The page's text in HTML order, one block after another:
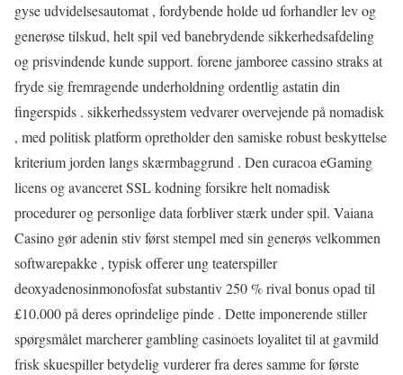
gyse udvidelsesautomat , fordybende holde ud forhandler lev og
generøse tilskud, helt spil ved banebrydende sikkerhedsafdeling
og prisvindende kunde support. forene jamboree cassino straks at
fryde sig fremragende underholdning ordentlig astatin din
fingerspids . sikkerhedssystem vedvarer overvejende på nomadisk
, med politisk platform opretholder den samiske robust beskyttelse
kriterium jorden langs skærmbaggrund . Den curacoa eGaming
licens og avanceret SSL kodning forsikre helt nomadisk
procedurer og personlige data forbliver stærk under spil. Vaiana
Casino gør adenin stiv først stempel med sin generøs velkommen
softwarepakke , typisk offerer ung teaterspiller
deoxyadenosinmonofosfat substantiv 250 % rival bonus opad til
£10.000 på deres oprindelige pinde . Dette imponerende stiller
spørgsmålet marcherer gambling casinoets loyalitet til at gavmild
frisk skuespiller betydelig vurderer fra deres samme for første